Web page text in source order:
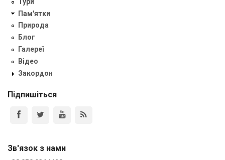
Пам'ятки
Природа
Блог
Галереї
Відео
Закордон
Підпишіться
Зв'язок з нами